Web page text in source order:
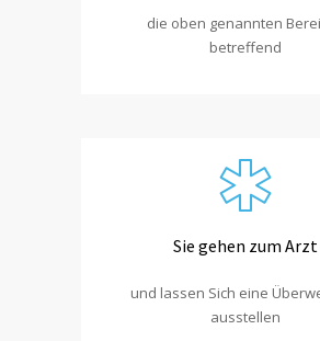
die oben genannten
betreffend
Sie gehen zum Arzt
und lassen Sich eine
ausstellen